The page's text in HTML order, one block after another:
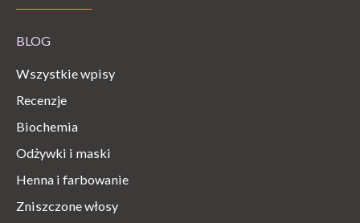
BLOG
Wszystkie wpisy
Recenzje
Biochemia
Odżywki i maski
Henna i farbowanie
Zniszczone włosy